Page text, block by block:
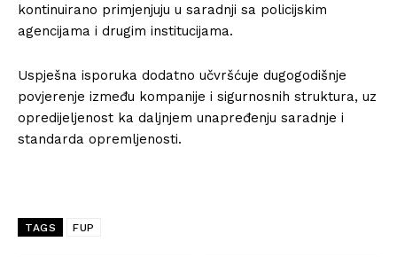
kontinuirano primjenjuju u saradnji sa policijskim
agencijama i drugim institucijama.
Uspješna isporuka dodatno učvršćuje dugogodišnje
povjerenje između kompanije i sigurnosnih struktura, uz
opredijeljenost ka daljnjem unapređenju saradnje i
standarda opremljenosti.
TAGS FUP